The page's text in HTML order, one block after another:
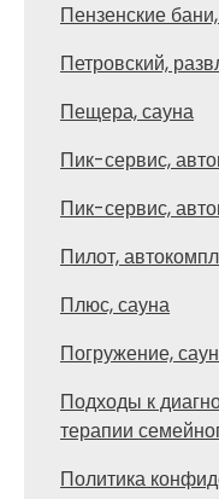
Пензенские
Петровский,
Пещера, сауна
Пик-сервис,
Пик-сервис,
Пилот,
Плюс, сауна
Погружение,
Подходы к
терапии
Политика